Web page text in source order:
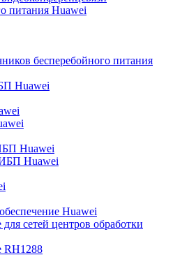
питания Huawei
бесперебойного питания
Huawei
Huawei
Huawei
Huawei
сетей центров обработки
RH1288